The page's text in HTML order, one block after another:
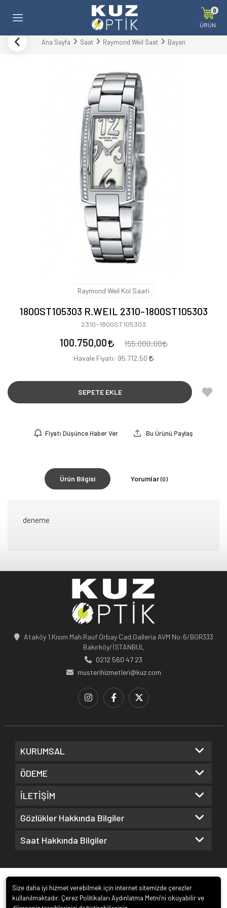
0
ÜRÜN
Ana Sayfa Saat Raymond Weil Saat Bayan
Raymond Weil Kol Saati
1800ST105303 R.WEIL 2310-1800ST105303
2310-1800ST105303
100.750,00 155.000,00
Havale Fiyatı: 95.712,50
SEPETE EKLE
Fiyatı Düşünce Haber Ver Bu Ürünü Paylaş
Ürün Bilgisi Yorumlar(0)
deneme
Ataköy 1.Kısım Mah.Rauf Orbay Cad.Galleria AVM No:6/BGR333
Bakırköy/İSTANBUL
0212 560 47 23
musterihizmetleri@kuz.com
KURUMSAL
ÖDEME
İLETİŞİM
Gözlükler Hakkında Bilgiler
Saat Hakkında Bilgiler
Size daha iyi hizmet verebilmek için internet sitemizde çerezler
kullanılmaktadır. Çerez Politikaları Aydınlatma Metni’ni okuyabilir ve